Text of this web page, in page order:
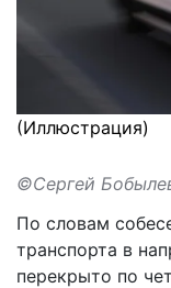
(Иллюстрация)
©Сергей
По словам
транспорта в
перекрыто по